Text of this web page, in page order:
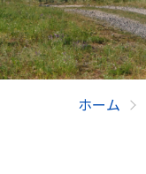
ホーム